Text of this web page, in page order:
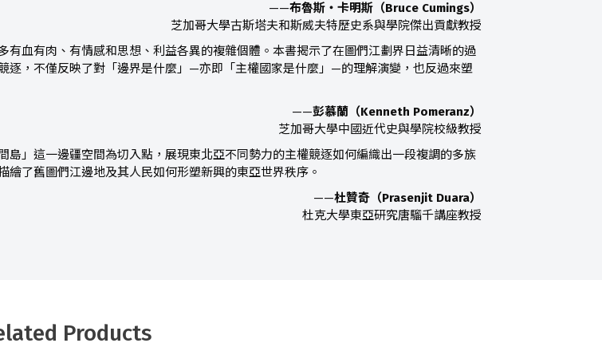
——布魯斯・卡明斯（Bruce Cumings）
芝加哥大學古斯塔夫和斯威夫特歷史系與學院傑出貢獻教授
有血有肉、有情感和思想、利益各異的複雜個體。本書揭示了在圖們江劃界日益清晰的過
逐，不僅反映了對「邊界是什麼」—亦即「主權國家是什麼」—的理解演變，也反過來塑
——彭慕蘭（Kenneth Pomeranz）
芝加哥大學中國近代史與學院校級教授
島」這一邊疆空間為切入點，展現東北亞不同勢力的主權競逐如何編織出一段複調的多族
了舊圖們江邊地及其人民如何形塑新興的東亞世界秩序。
——杜贊奇（Prasenjit Duara）
杜克大學東亞研究唐騮千講座教授
Products